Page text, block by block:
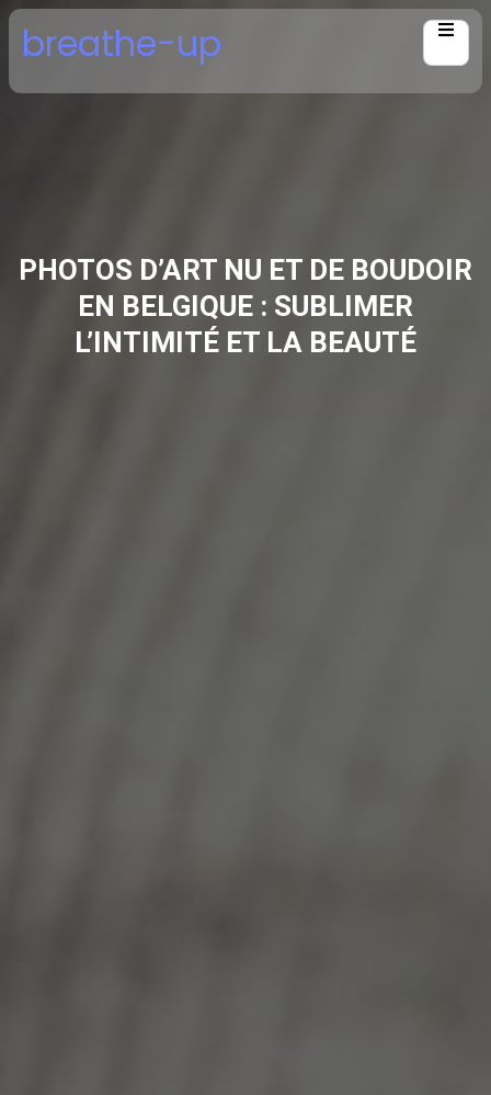
Skip
content
breathe-up
PHOTOS D’ART NU ET DE BOUDOIR
EN BELGIQUE : SUBLIMER
L’INTIMITÉ ET LA BEAUTÉ